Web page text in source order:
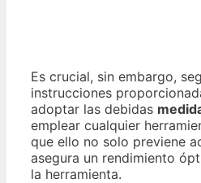
Es crucial, sin embargo,
instrucciones
adoptar las debidas
emplear cualquier
que ello no solo previene
asegura un rendimiento
la herramienta.